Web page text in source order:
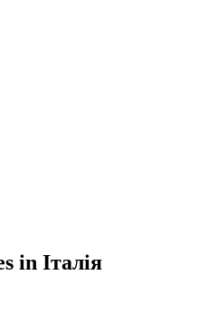
in Італія